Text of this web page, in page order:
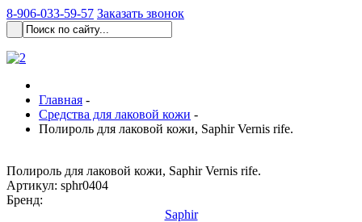
8-906-033-59-57 Заказать звонок
Главная -
Средства для лаковой кожи -
Полироль для лаковой кожи, Saphir Vernis rife.
Полироль для лаковой кожи, Saphir Vernis rife.
Артикул: sphr0404
Бренд:
Saphir